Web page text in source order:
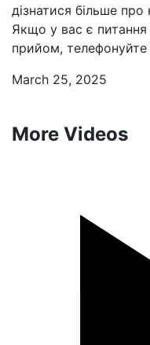
дізнатися більше про
Якщо у вас є питання
прийом, телефонуйте
March 25, 2025
More Videos